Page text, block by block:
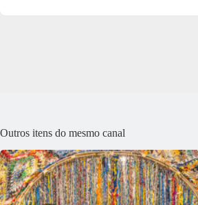
Outros itens do mesmo canal